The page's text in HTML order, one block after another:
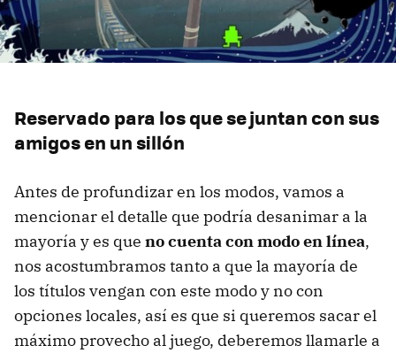
Reservado para los que se juntan con sus
amigos en un sillón
Antes de profundizar en los modos, vamos a
mencionar el detalle que podría desanimar a la
mayoría y es que no cuenta con modo en línea,
nos acostumbramos tanto a que la mayoría de
los títulos vengan con este modo y no con
opciones locales, así es que si queremos sacar el
máximo provecho al juego, deberemos llamarle a